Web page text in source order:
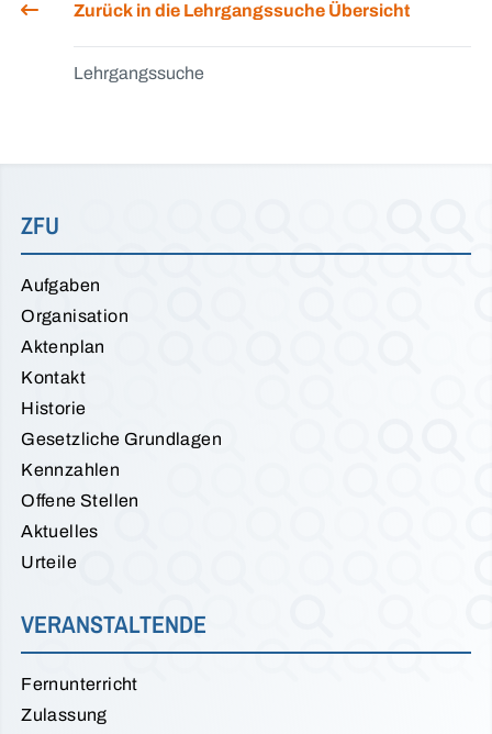
Zurück in die Lehrgangssuche Übersicht
Lehrgangssuche
ZFU
Aufgaben
Organisation
Aktenplan
Kontakt
Historie
Gesetzliche Grundlagen
Kennzahlen
Offene Stellen
Aktuelles
Urteile
VERANSTALTENDE
Fernunterricht
Zulassung